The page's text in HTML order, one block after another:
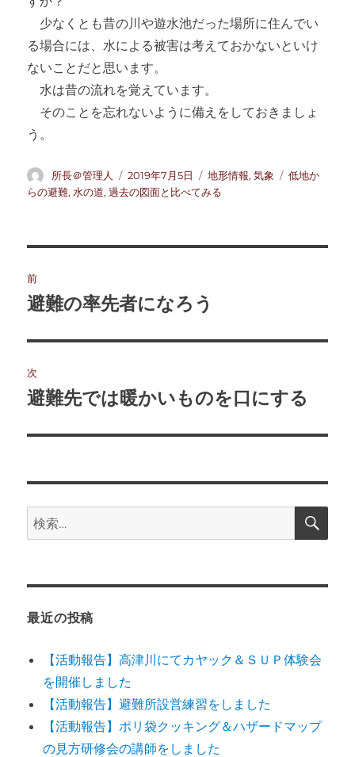
少なくとも昔の川や遊水池だった場所に住んでい
る場合には、水による被害は考えておかないといけ
ないことだと思います。
水は昔の流れを覚えています。
そのことを忘れないように備えをしておきましょ
う。
投
稿
所長＠管理人
投
稿
2019年7月5日
カ
テ
地形情報,気象
タ
低地か
らの避難, 水の道,過去の図面と比べてみる
稿
ビ
ゲ
ー
ン
前
前
投
稿:
避難の率先者になろう
次
次
投
避難先では暖かいものを口にする
検
索:
検
最近の投稿
【活動報告】高津川にてカヤック＆ＳＵＰ体験会
を開催しました
【活動報告】避難所設営練習をしました
【活動報告】ポリ袋クッキング＆ハザードマップ
の見方研修会の講師をしました